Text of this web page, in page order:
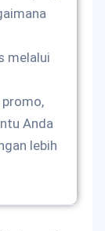
melalui
Anda
lebih